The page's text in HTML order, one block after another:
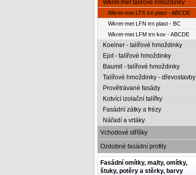
Wkret-met talířové hmoždinky
Wkret-met LTX trn plast - ABCDE
Wkret-met LFN trn plast - BC
Wkret-met LFM trn kov - ABCDE
Koelner - talířové hmoždinky
Ejot - talířové hmoždinky
Baumit - talířové hmoždinky
Talířové hmoždinky - dřevostavby
Provětrávané fasády
Kotvící izolační talířky
Fasádní zátky a frézy
Nářadí a vrtáky
Vchodové stříšky
Ozdobné fasádní profily
Fasádní omítky, malty, omítky,
štuky, potěry a stěrky, barvy